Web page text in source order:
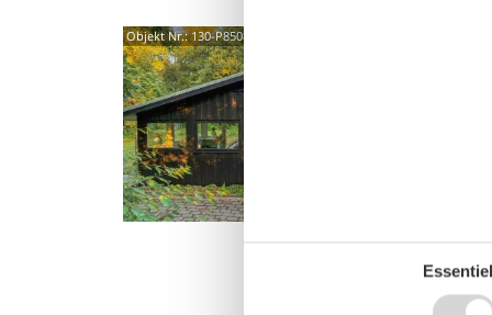
Objekt Nr.:130-P85086
3